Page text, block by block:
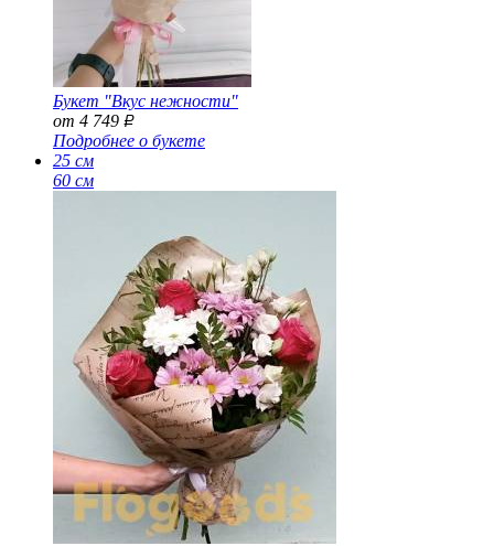
Букет "Вкус нежности"
от 4 749 Р
Подробнее о букете
25 см
60 см